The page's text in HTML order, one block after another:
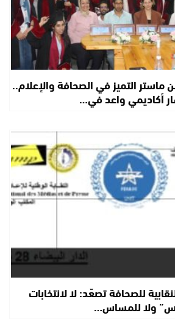
ماستر التميز في الصحافة والإعلام..
واعد في…
للصحافة تصعّد: لا لانتخابات
ولا للمساس…